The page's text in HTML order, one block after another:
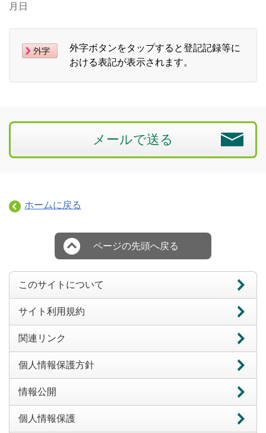
月日
外字ボタンをタップすると登記記録等に
おける表記が表示されます。
メールで送る
ホームに戻る
ページの先頭へ戻る
このサイトについて
サイト利用規約
関連リンク
個人情報保護方針
情報公開
個人情報保護